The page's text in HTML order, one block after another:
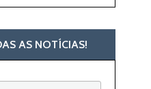
AS NOTÍCIAS!